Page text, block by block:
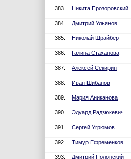
383. Никита Прозоровский
384. Дмитрий Ульянов
385. Николай Шрайбер
386. Галина Стаханова
387. Алексей Секирин
388. Иван Шибанов
389. Мария Аниканова
390. Эдуард Радзюкевич
391. Сергей Угрюмов
392. Тимур Ефременков
393. Дмитрий Полонский